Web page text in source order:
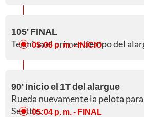
105' FINAL
Termina el primer tiempo del
05:06 p. m.- INICIO
90' Inicio el 1T del alargue
Rueda nuevamente la pelota
Seattle.05:04 p. m. - FINAL